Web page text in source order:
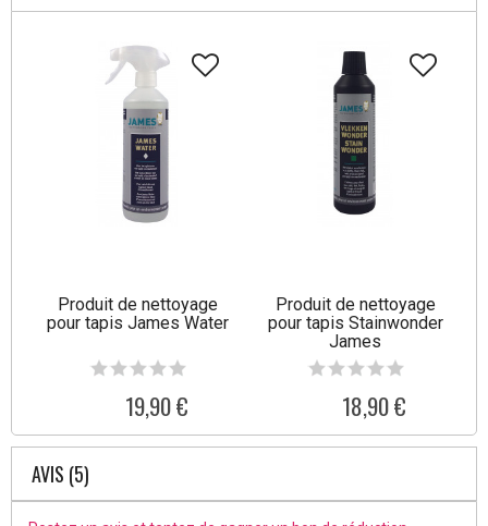
Produit de nettoyage
pour tapis James Water
19,90 €
Produit de nettoyage
pour tapis Stainwonder
James
18,90 €
AVIS (5)